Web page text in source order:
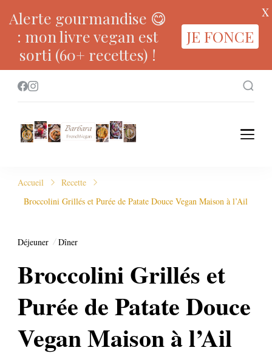
Accueil
Recette
Broccolini Grillés et Purée de Patate Douce Vegan Maison à l’Ail
Déjeuner Dîner
Broccolini Grillés et
Purée de Patate Douce
Vegan Maison à l’Ail
Alerte gourmandise 😋
: mon livre vegan est
sorti (60+ recettes) !
JE FONCE
X